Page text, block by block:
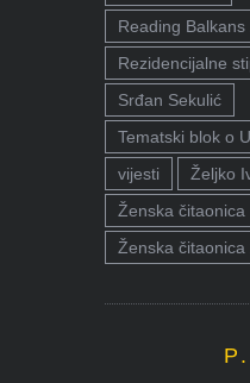
Reading Balkans
Rezidencijalne
Srđan Sekulić
Tematski blok o
vijesti
Željko
Ženska čitaonica
Ženska čitaonica